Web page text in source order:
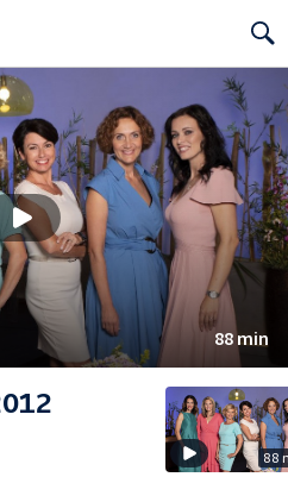
Search
88 min
88